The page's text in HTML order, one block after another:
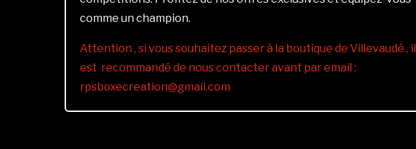
comme un champion.
Attention , si vous souhaitez passer à la boutique de Villevaudé , il
est recommandé de nous contacter avant par email :
rpsboxecreation@gmail.com